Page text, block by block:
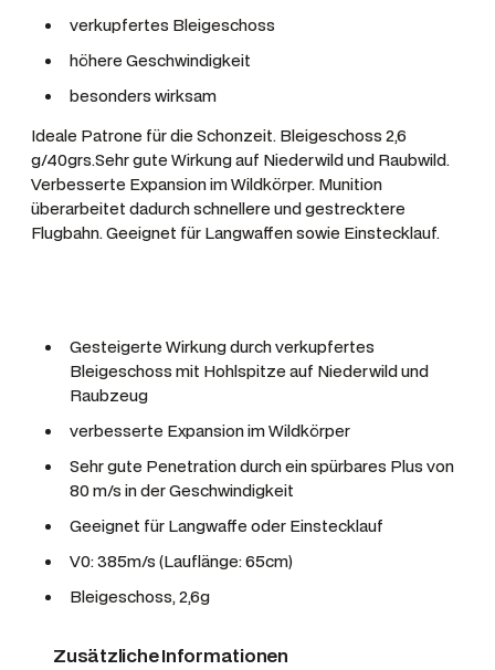
verkupfertes Bleigeschoss
höhere Geschwindigkeit
besonders wirksam
Ideale Patrone für die Schonzeit. Bleigeschoss 2,6
g/40grs.Sehr gute Wirkung auf Niederwild und Raubwild.
Verbesserte Expansion im Wildkörper. Munition
überarbeitet dadurch schnellere und gestrecktere
Flugbahn. Geeignet für Langwaffen sowie Einstecklauf.
Gesteigerte Wirkung durch verkupfertes
Bleigeschoss mit Hohlspitze auf Niederwild und
Raubzeug
verbesserte Expansion im Wildkörper
Sehr gute Penetration durch ein spürbares Plus von
80 m/s in der Geschwindigkeit
Geeignet für Langwaffe oder Einstecklauf
V0: 385m/s (Lauflänge: 65cm)
Bleigeschoss, 2,6g
Zusätzliche Informationen